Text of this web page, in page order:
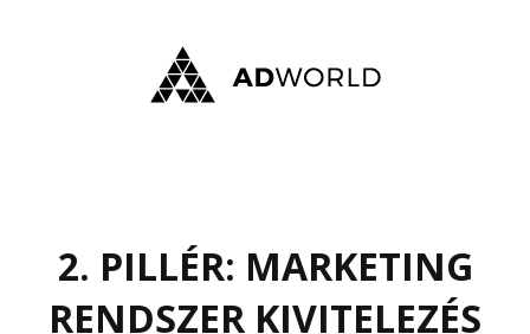
2. PILLÉR: MARKETING
RENDSZER KIVITELEZÉS